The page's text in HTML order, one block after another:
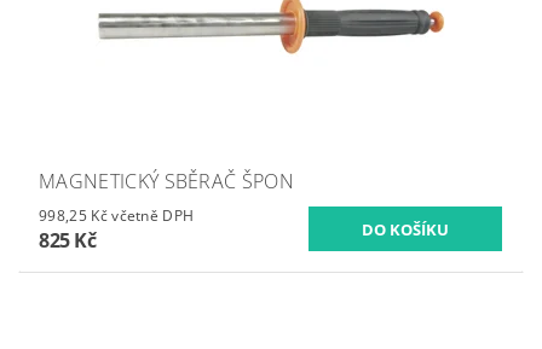
MAGNETICKÝ SBĚRAČ ŠPON
998,25 Kč včetně DPH
825 Kč